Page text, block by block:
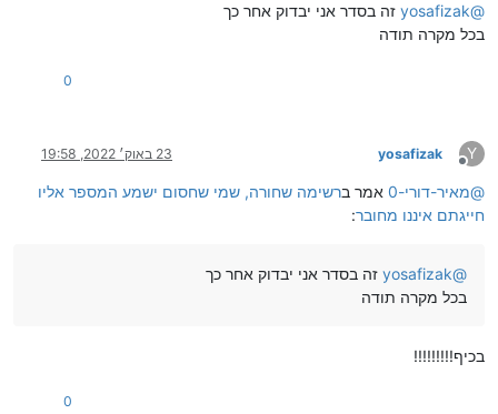
@
yosafizak זה בסדר אני יבדוק אחר כך
בכל מקרה תודה
0
Y
מנותק
yosafizak 23 באוק׳ 2022, 19:58
@מאיר-דורי-0 אמר ברשימה שחורה, שמי שחסום ישמע המספר אליו
חייגתם איננו מחובר:
@
yosafizak זה בסדר אני יבדוק אחר כך
בכל מקרה תודה
בכיף!!!!!!!!!
0